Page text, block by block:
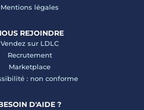
Mentions légales
REJOINDRE
Vendez sur LDLC
Recrutement
Marketplace
: non conforme
D'AIDE ?